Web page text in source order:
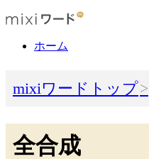
ホーム
mixiワードトップ
全合成